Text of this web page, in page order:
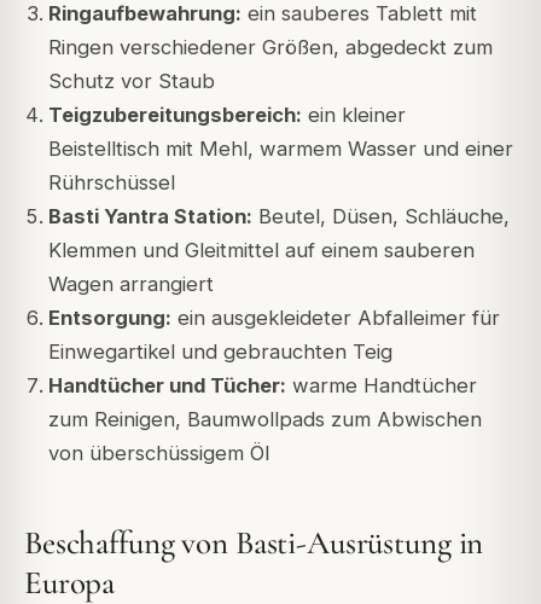
Ringaufbewahrung: ein sauberes Tablett mit
Ringen verschiedener Größen, abgedeckt zum
Schutz vor Staub
Teigzubereitungsbereich: ein kleiner
Beistelltisch mit Mehl, warmem Wasser und einer
Rührschüssel
Basti Yantra Station: Beutel, Düsen, Schläuche,
Klemmen und Gleitmittel auf einem sauberen
Wagen arrangiert
Entsorgung: ein ausgekleideter Abfalleimer für
Einwegartikel und gebrauchten Teig
Handtücher und Tücher: warme Handtücher
zum Reinigen, Baumwollpads zum Abwischen
von überschüssigem Öl
Beschaffung von Basti-Ausrüstung in
Europa